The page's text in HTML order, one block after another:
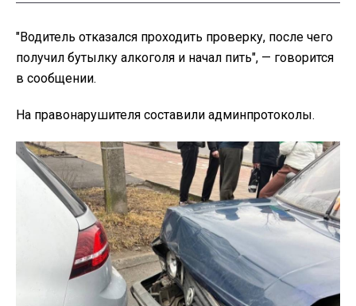
"Водитель отказался проходить проверку, после чего
получил бутылку алкоголя и начал пить", — говорится
в сообщении.
На правонарушителя составили админпротоколы.